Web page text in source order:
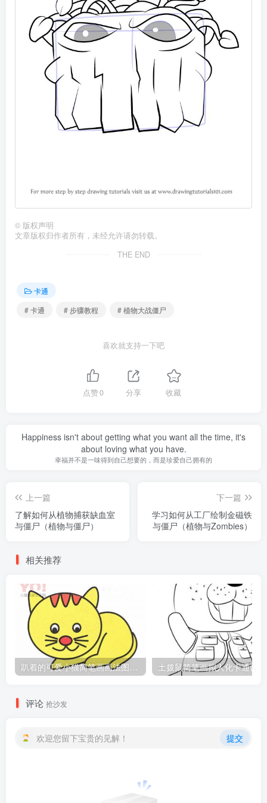
© 版权声明
文章版权归作者所有，未经允许请勿转载。
THE END
卡通
# 卡通
# 步骤教程 # 植物大战僵尸
喜欢就支持一下吧
点赞0 分享 收藏
Happiness isn't about getting what you want all the time, it's
about loving what you have.
幸福并不是一味得到自己想要的，而是珍爱自己拥有的
上一篇
了解如何从植物捕获缺血室
与僵尸（植物与僵尸）
下一篇
学习如何从工厂绘制金磁铁
与僵尸（植物与Zombies）
相关推荐
趴着的可爱小猫简笔画画法图片教程
评论 抢沙发
欢迎您留下宝贵的见解！ 提交